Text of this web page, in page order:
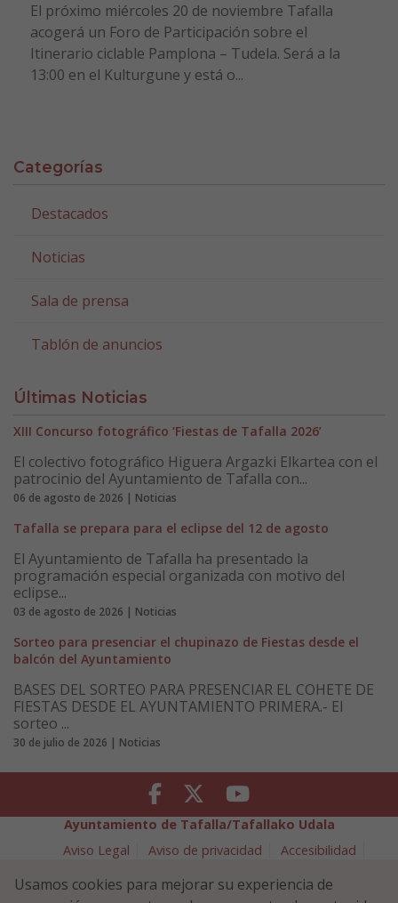
El próximo miércoles 20 de noviembre Tafalla
acogerá un Foro de Participación sobre el
Itinerario ciclable Pamplona – Tudela. Será a la
13:00 en el Kulturgune y está o...
Categorías
Destacados
Noticias
Sala de prensa
Tablón de anuncios
Últimas Noticias
XIII Concurso fotográfico ‘Fiestas de Tafalla 2026’
El colectivo fotográfico Higuera Argazki Elkartea con el
patrocinio del Ayuntamiento de Tafalla con...
06 de agosto de 2026 | Noticias
Tafalla se prepara para el eclipse del 12 de agosto
El Ayuntamiento de Tafalla ha presentado la
programación especial organizada con motivo del
eclipse...
03 de agosto de 2026 | Noticias
Sorteo para presenciar el chupinazo de Fiestas desde el
balcón del Ayuntamiento
BASES DEL SORTEO PARA PRESENCIAR EL COHETE DE
FIESTAS DESDE EL AYUNTAMIENTO PRIMERA.- El
sorteo ...
30 de julio de 2026 | Noticias
Facebook Twitter Youtube
Ayuntamiento de Tafalla/Tafallako Udala
Aviso Legal
Aviso de privacidad
Accesibilidad
Política de Seguridad de la Información
Usamos cookies para mejorar su experiencia de